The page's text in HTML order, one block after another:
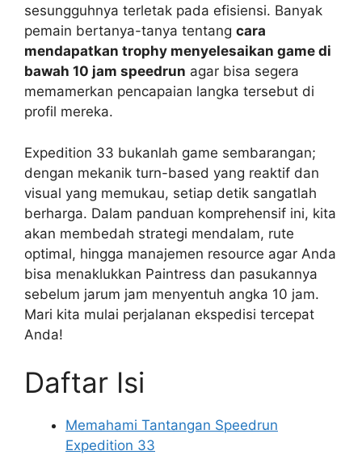
sesungguhnya terletak pada efisiensi. Banyak
pemain bertanya-tanya tentang cara
mendapatkan trophy menyelesaikan game di
bawah 10 jam speedrun agar bisa segera
memamerkan pencapaian langka tersebut di
profil mereka.
Expedition 33 bukanlah game sembarangan;
dengan mekanik turn-based yang reaktif dan
visual yang memukau, setiap detik sangatlah
berharga. Dalam panduan komprehensif ini, kita
akan membedah strategi mendalam, rute
optimal, hingga manajemen resource agar Anda
bisa menaklukkan Paintress dan pasukannya
sebelum jarum jam menyentuh angka 10 jam.
Mari kita mulai perjalanan ekspedisi tercepat
Anda!
Daftar Isi
Memahami Tantangan Speedrun
Expedition 33